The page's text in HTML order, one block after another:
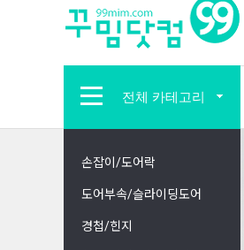
전체 카테고리
손잡이/도어락
도어부속/슬라이딩도어
경첩/힌지